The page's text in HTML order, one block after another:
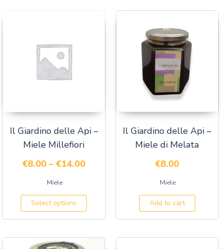
Il Giardino delle Api –
Miele Millefiori
€8.00 – €14.00
Miele
Select options
Il Giardino delle Api –
Miele di Melata
€8.00
Miele
Add to cart